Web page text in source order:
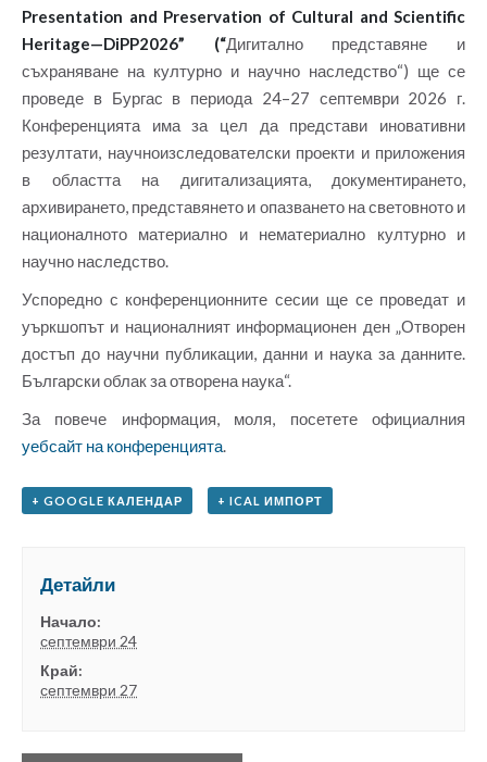
Presentation and Preservation of Cultural and Scientific
Heritage—DiPP2026” (“Дигитално представяне и
съхраняване на културно и научно наследство“) ще се
проведе в Бургас в периода 24–27 септември 2026 г.
Конференцията има за цел да представи иновативни
резултати, научноизследователски проекти и приложения
в областта на дигитализацията, документирането,
архивирането, представянето и опазването на световното и
националното материално и нематериално културно и
научно наследство.
Успоредно с конференционните сесии ще се проведат и
уъркшопът и националният информационен ден „Отворен
достъп до научни публикации, данни и наука за данните.
Български облак за отворена наука“.
За повече информация, моля, посетете официалния
уебсайт на конференцията.
+ GOOGLE КАЛЕНДАР + ICAL ИМПОРТ
Детайли
Начало:
септември 24
Край:
септември 27